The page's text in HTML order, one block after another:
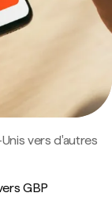
vers d'autres
GBP